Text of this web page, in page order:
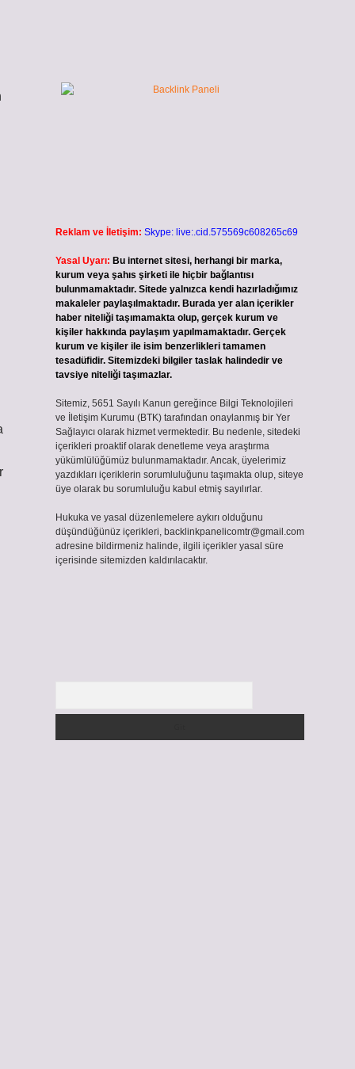
Reklam ve İletişim: Skype: live:.cid.575569c608265c69
Yasal Uyarı: Bu internet sitesi, herhangi bir marka,
kurum veya şahıs şirketi ile hiçbir bağlantısı
bulunmamaktadır. Sitede yalnızca kendi hazırladığımız
makaleler paylaşılmaktadır. Burada yer alan içerikler
haber niteliği taşımamakta olup, gerçek kurum ve
kişiler hakkında paylaşım yapılmamaktadır. Gerçek
kurum ve kişiler ile isim benzerlikleri tamamen
tesadüfidir. Sitemizdeki bilgiler taslak halindedir ve
tavsiye niteliği taşımazlar.
Sitemiz, 5651 Sayılı Kanun gereğince Bilgi Teknolojileri
ve İletişim Kurumu (BTK) tarafından onaylanmış bir Yer
Sağlayıcı olarak hizmet vermektedir. Bu nedenle, sitedeki
içerikleri proaktif olarak denetleme veya araştırma
yükümlülüğümüz bulunmamaktadır. Ancak, üyelerimiz
yazdıkları içeriklerin sorumluluğunu taşımakta olup, siteye
üye olarak bu sorumluluğu kabul etmiş sayılırlar.
Hukuka ve yasal düzenlemelere aykırı olduğunu
düşündüğünüz içerikleri, backlinkpanelicomtr@gmail.com
adresine bildirmeniz halinde, ilgili içerikler yasal süre
içerisinde sitemizden kaldırılacaktır.